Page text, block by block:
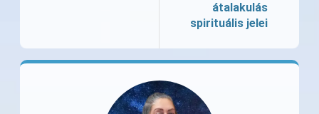
átalakulás
spirituális jelei